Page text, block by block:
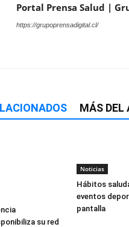
Portal Prensa Salud |
https://grupoprensadigital.cl/
MÁS DEL
su red
Noticias
Hábitos
eventos
pantalla